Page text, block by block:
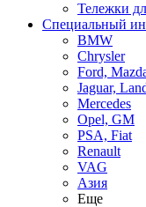
Тележки
Специальный
BMW
Chrysler
Ford,
Jaguar,
Mercedes
Opel, GM
PSA, Fiat
Renault
VAG
Азия
Еще